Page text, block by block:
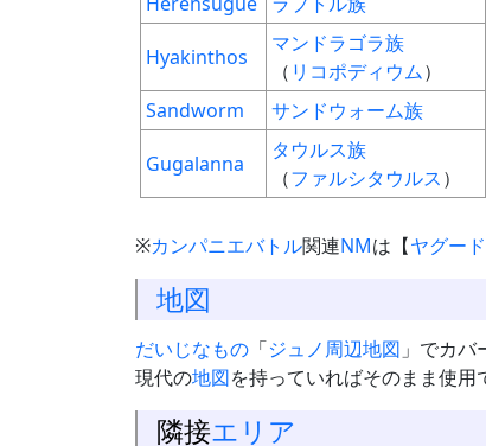
Hyakinthos
マンドラゴラ族
（ リコポディウム）
Sandworm サンドウォーム族
Gugalanna
タウルス族
（ファルシタウルス）
※カンパニエバトル関連NMは【ヤグー
地図
だいじなもの 「ジュノ周辺地図 」でカ
現代の地図を持っていればそのまま使用
隣接エリア